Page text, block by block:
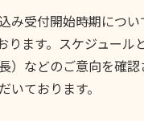
み受付開始時期につ
ます。スケジュール
）などのご意向を確
ております。